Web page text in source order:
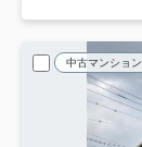
中古マンション